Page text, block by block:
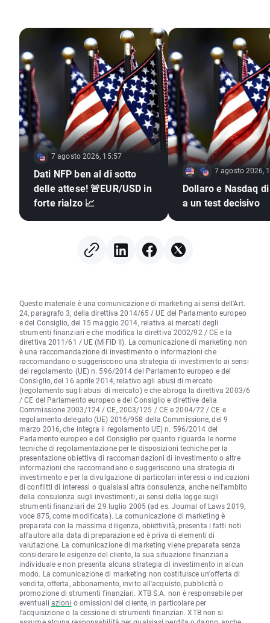
7 agosto 2026, 15:57
Dati NFP ben al di sotto
delle attese! 🚨EUR/USD in
forte rialzo 📈
7 agosto 2026,
Dollaro e Nasdaq
a un test decisivo
Questo materiale è una comunicazione di marketing ai sensi dell'Art.
24, paragrafo 3, della direttiva 2014/65 / UE del Parlamento europeo
e del Consiglio, del 15 maggio 2014, relativa ai mercati degli
strumenti finanziari e che modifica la direttiva 2002/92 / CE e la
direttiva 2011/61 / UE (MiFID II). La comunicazione di marketing non
è una raccomandazione di investimento o informazioni che
raccomandano o suggeriscono una strategia di investimento ai sensi
del regolamento (UE) n. 596/2014 del Parlamento europeo e del
Consiglio, del 16 aprile 2014, relativo agli abusi di mercato
(regolamento sugli abusi di mercato) e che abroga la direttiva 2003/6
/ CE del Parlamento europeo e del Consiglio e direttive della
Commissione 2003/124 / CE, 2003/125 / CE e 2004/72 / CE e
regolamento delegato (UE) 2016/958 della Commissione, del 9
marzo 2016, che integra il regolamento UE) n. 596/2014 del
Parlamento europeo e del Consiglio per quanto riguarda le norme
tecniche di regolamentazione per le disposizioni tecniche per la
presentazione obiettiva di raccomandazioni di investimento o altre
informazioni che raccomandano o suggeriscono una strategia di
investimento e per la divulgazione di particolari interessi o indicazioni
di conflitti di interessi o qualsiasi altra consulenza, anche nell'ambito
della consulenza sugli investimenti, ai sensi della legge sugli
strumenti finanziari del 29 luglio 2005 (ad es. Journal of Laws 2019,
voce 875, come modificata). La comunicazione di marketing è
preparata con la massima diligenza, obiettività, presenta i fatti noti
all'autore alla data di preparazione ed è priva di elementi di
valutazione. La comunicazione di marketing viene preparata senza
considerare le esigenze del cliente, la sua situazione finanziaria
individuale e non presenta alcuna strategia di investimento in alcun
modo. La comunicazione di marketing non costituisce un'offerta di
vendita, offerta, abbonamento, invito all'acquisto, pubblicità o
promozione di strumenti finanziari. XTB S.A. non è responsabile per
eventuali azioni o omissioni del cliente, in particolare per
l'acquisizione o la cessione di strumenti finanziari. XTB non si